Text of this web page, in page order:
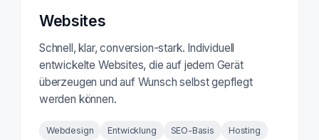
Websites
Schnell, klar, conversion-stark. Individuell
entwickelte Websites, die auf jedem Gerät
überzeugen und auf Wunsch selbst gepflegt
werden können.
Webdesign Entwicklung SEO-Basis Hosting